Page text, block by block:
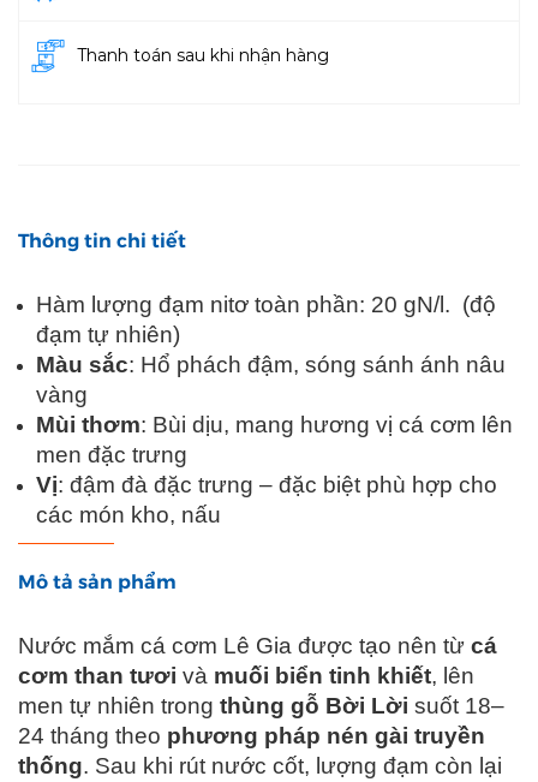
Thanh toán sau khi nhận hàng
Thông tin chi tiết
Hàm lượng đạm nitơ toàn phần: 20 gN/l. (độ
đạm tự nhiên)
Màu sắc: Hổ phách đậm, sóng sánh ánh nâu
vàng
Mùi thơm: Bùi dịu, mang hương vị cá cơm lên
men đặc trưng
Vị: đậm đà đặc trưng – đặc biệt phù hợp cho
các món kho, nấu
Mô tả sản phẩm
Nước mắm cá cơm Lê Gia được tạo nên từ cá
cơm than tươi và muối biển tinh khiết, lên
men tự nhiên trong thùng gỗ Bời Lời suốt 18–
24 tháng theo phương pháp nén gài truyền
thống. Sau khi rút nước cốt, lượng đạm còn lại